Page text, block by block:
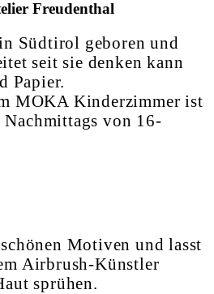
Freudenthal
Südtirol geboren und
seit sie denken kann
Papier.
MOKA Kinderzimmer ist
von 16-
Motiven und lasst
Airbrush-Künstler
sprühen.